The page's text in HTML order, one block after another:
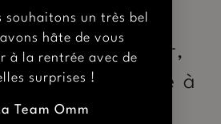
99 (Juste WhatsApp)
la cour,
fond, 1er étage à
gauche.
souhaitons un très bel
hâte de vous
à la rentrée avec de
surprises !
Team Omm